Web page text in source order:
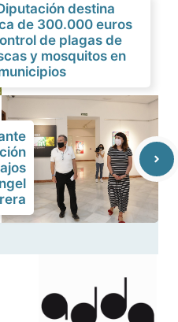
destina
de 300.000 euros
de plagas de
y mosquitos en